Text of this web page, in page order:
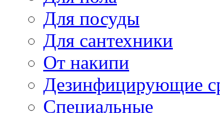
Для посуды
Для сантехники
От накипи
Дезинфицирующие
Специальные